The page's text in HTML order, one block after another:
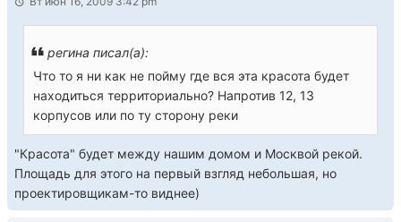
регина писал(а):
Что то я ни как не пойму где вся эта красота будет
находиться территориально? Напротив 12, 13
корпусов или по ту сторону реки
"Красота" будет между нашим домом и Москвой рекой.
Площадь для этого на первый взгляд небольшая, но
проектировщикам-то виднее)